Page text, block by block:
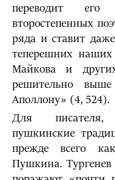
переводит
второстепенных
ряда и ставит
теперешних наших
Майкова и
решительно
Аполлону» (4, 524).
Для писателя,
пушкинские
прежде всего
Пушкина. Тургенев